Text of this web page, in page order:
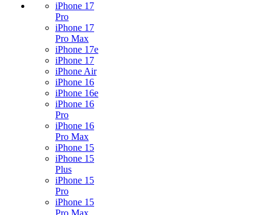
iPhone 17
Pro
iPhone 17
Pro Max
iPhone 17e
iPhone 17
iPhone Air
iPhone 16
iPhone 16e
iPhone 16
Pro
iPhone 16
Pro Max
iPhone 15
iPhone 15
Plus
iPhone 15
Pro
iPhone 15
Pro Max